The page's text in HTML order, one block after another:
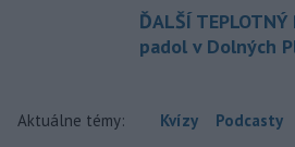
ĎALŠÍ
padol v Dolných
Aktuálne témy: Kvízy Podcasty